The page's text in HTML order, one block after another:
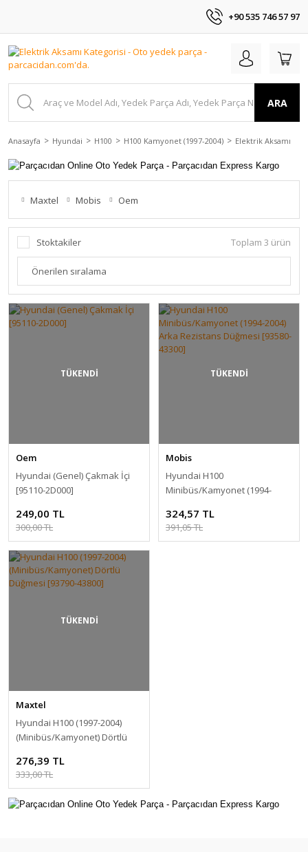
+90 535 746 57 97
ARA
Anasayfa Hyundai H100 H100 Kamyonet (1997-2004) Elektrik Aksamı
Maxtel Mobis Oem
Stoktakiler Toplam 3 ürün
TÜKENDİ
Oem
Hyundai (Genel) Çakmak İçi
[95110-2D000]
249,00 TL
300,00 TL
TÜKENDİ
Mobis
Hyundai H100
Minibüs/Kamyonet (1994-
[93580-43300]
324,57 TL
391,05 TL
TÜKENDİ
Maxtel
Hyundai H100 (1997-2004)
(Minibüs/Kamyonet) Dörtlü
276,39 TL
333,00 TL